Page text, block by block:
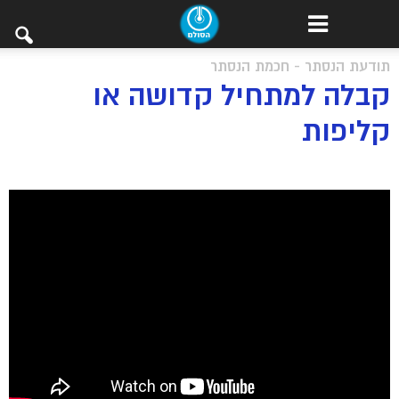
תודעת הנסתר - חכמת הנסתר
קבלה למתחיל קדושה או
קליפות